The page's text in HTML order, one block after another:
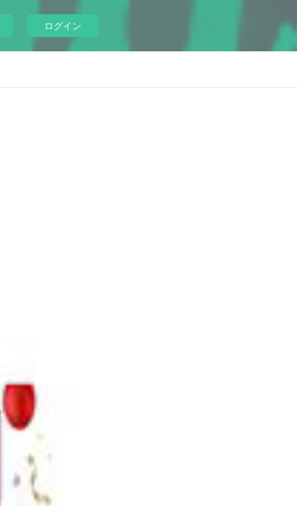
ログイン